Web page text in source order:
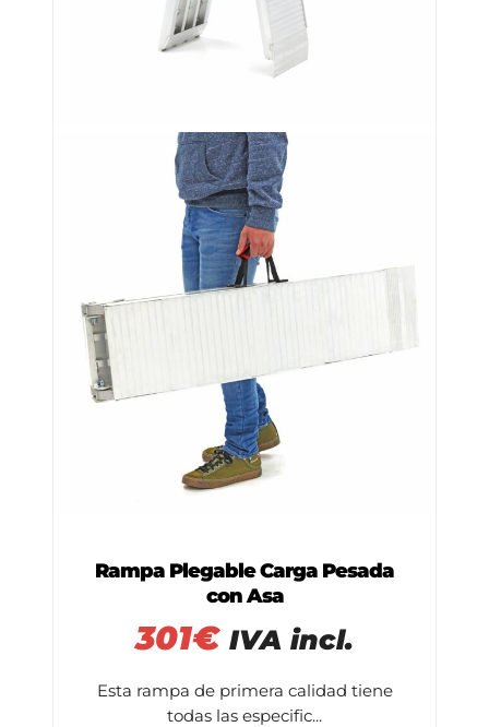
Rampa Plegable Carga Pesada
con Asa
301€ IVA incl.
Esta rampa de primera calidad tiene
todas las especific...